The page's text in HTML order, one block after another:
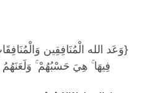
{وَعَد الله الْمُنَافِقِين
فِيهَا ۚ هِيَ حَسْبُهُمْ